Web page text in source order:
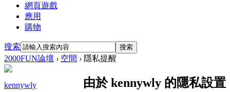
網頁遊戲
應用
購物
搜索 搜索
2000FUN論壇 › 空間 › 隱私提醒
kennywly 由於 kennywly 的隱私設